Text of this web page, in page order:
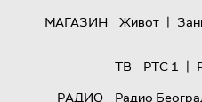
МАГАЗИН
Живот |
ТВ
РТС 1 |
РАДИО
Радио